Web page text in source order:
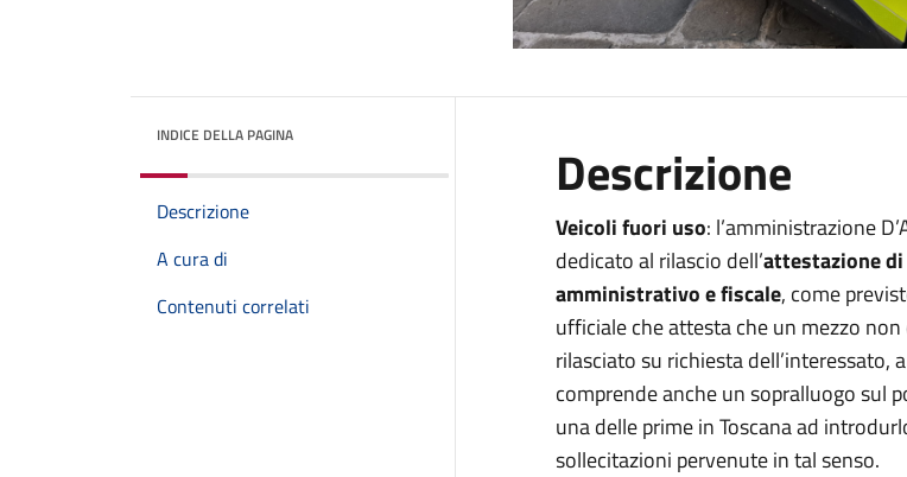
INDICE DELLA PAGINA
Descrizione
A cura di
Contenuti correlati
Descrizione
Veicoli fuori uso: l’amministrazione
dedicato al rilascio dell’attestazione
amministrativo e fiscale, come
ufficiale che attesta che un mezzo
rilasciato su richiesta
comprende anche un sopralluogo sul
una delle prime in Toscana ad
sollecitazioni pervenute in tal senso.